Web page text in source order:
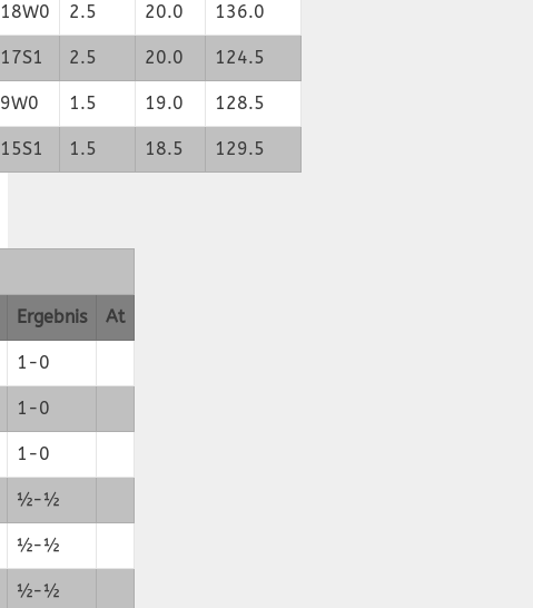
18W0 2.5 20.0 136.0
17S1 2.5 20.0 124.5
9W0 1.5 19.0 128.5
15S1 1.5 18.5 129.5
Ergebnis At
1-0
1-0
1-0
½-½
½-½
½-½